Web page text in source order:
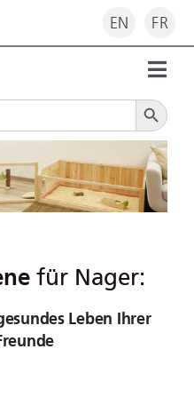
EN FR
Produkte
Unternehmen
Search Button
für Nager:
Leben Ihrer